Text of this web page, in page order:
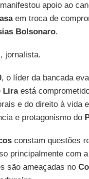
apoio ao
em troca de
Bolsonaro.
, jornalista.
, o líder da bancada
Liraestá
e do direito à vida
e protagonismo do
constam questões
principalmente com a
são ameaçadas no